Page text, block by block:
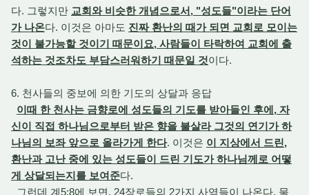
다. 그렇지만 교회와 비슷한 개념으로서, "성도들"이라는 단어
가 나온다. 이것은 아마도 진짜 환난의 때가 되면 교회로 모이는
것이 불가능할 것이기 때문이요, 사람들이 타락하여 교회에 출
석하는 것조차도 부담스러워하기 때문일 것이다.
6. 천사들의 중보에 의한 기도의 상달과 응답
이때 한 천사는 금향로에 성도들의 기도를 받아들인 후에, 자
신이 직접 하나님으로부터 받은 향을 불살라 그것의 연기가 하
나님의 보좌 앞으로 올라가게 한다. 이것은 이 지상에서 드린,
환난과 고난 중에 있는 성도들이 드린 기도가 하나님께로 어떻
게 상달되는지를 보여준다.
그런데 계5:8에 보면, 24장로들의 2가지 사역들이 나온다. 물